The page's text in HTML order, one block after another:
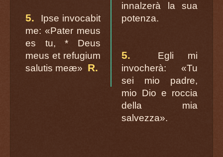
5.
Ipse invocabit
me: «Pater meus
es tu, * Deus
meus et refugium
salutis meæ» R.
innalzerà la sua
potenza.
5.
Egli mi
invocherà: «Tu
sei mio padre,
mio Dio e roccia
della mia
salvezza».